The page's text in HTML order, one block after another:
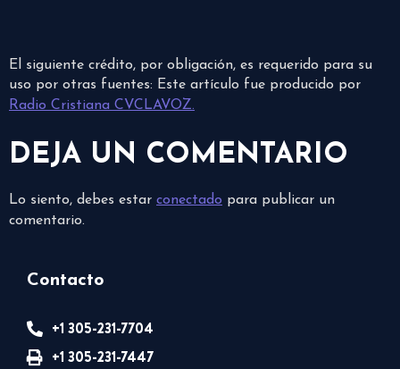
El siguiente crédito, por obligación, es requerido para su
uso por otras fuentes: Este artículo fue producido por
Radio Cristiana CVCLAVOZ.
DEJA UN COMENTARIO
Lo siento, debes estar conectado para publicar un
comentario.
Contacto
+1 305-231-7704
+1 305-231-7447